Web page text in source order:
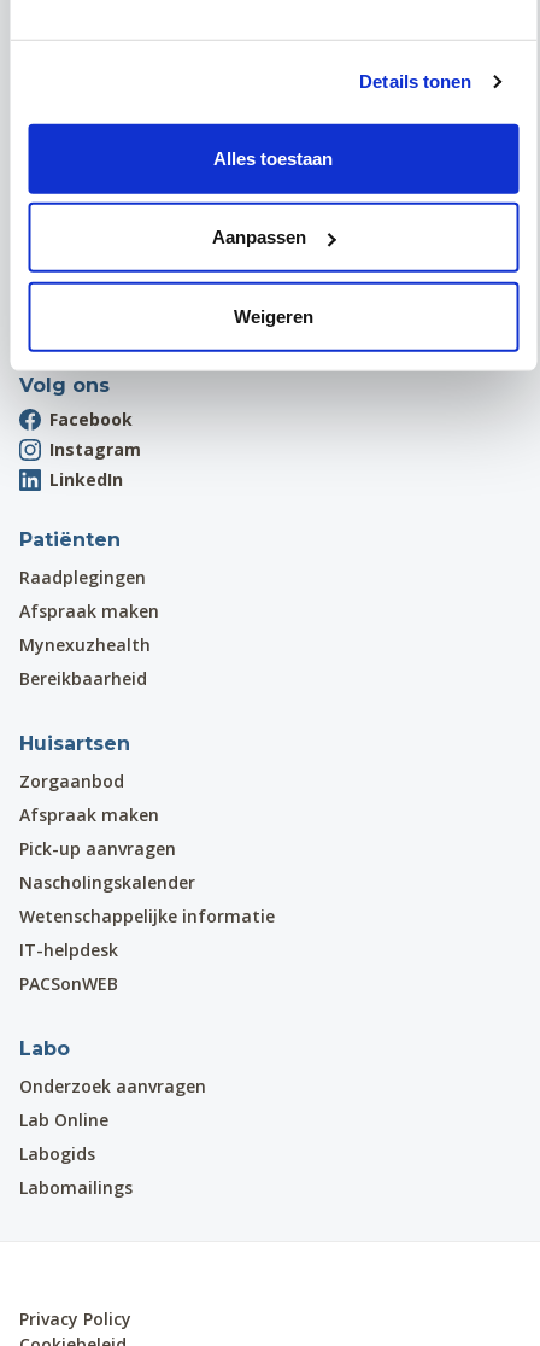
Details tonen
Alles toestaan
Aanpassen
Weigeren
Campus Leuven
Onthaal:
Campus Wezembeek-Oppem
1970 Wezembeek-Oppem
Onthaal:
Volg ons
Facebook
Instagram
LinkedIn
Patiënten
Raadplegingen
Afspraak maken
Mynexuzhealth
Bereikbaarheid
Huisartsen
Zorgaanbod
Afspraak maken
Pick-up aanvragen
Nascholingskalender
Wetenschappelijke informatie
IT-helpdesk
PACSonWEB
Labo
Onderzoek aanvragen
Lab Online
Labogids
Labomailings
Privacy Policy